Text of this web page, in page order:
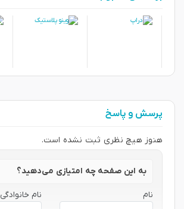
پرسش و پاسخ
هنوز هیچ نظری ثبت نشده است.
به این صفحه چه امتیازی می‌دهید؟
نام نام خانوادگی